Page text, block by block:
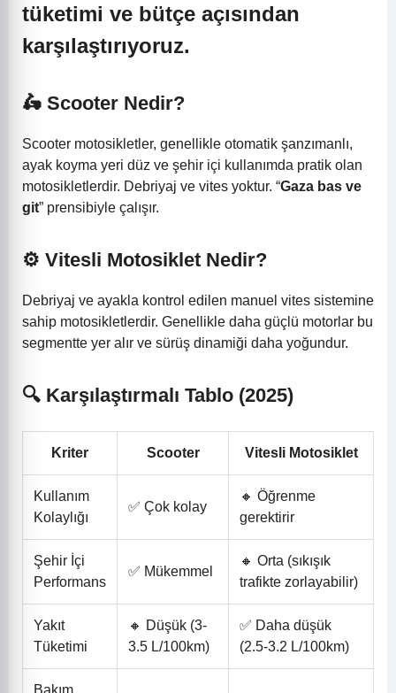
tüketimi ve bütçe açısından
karşılaştırıyoruz.
🛵 Scooter Nedir?
Scooter motosikletler, genellikle otomatik şanzımanlı,
ayak koyma yeri düz ve şehir içi kullanımda pratik olan
motosikletlerdir. Debriyaj ve vites yoktur. “Gaza bas ve
git” prensibiyle çalışır.
⚙️ Vitesli Motosiklet Nedir?
Debriyaj ve ayakla kontrol edilen manuel vites sistemine
sahip motosikletlerdir. Genellikle daha güçlü motorlar bu
segmentte yer alır ve sürüş dinamiği daha yoğundur.
🔍 Karşılaştırmalı Tablo (2025)
Kriter Scooter Vitesli Motosiklet
Kullanım
Kolaylığı
✅ Çok kolay
🔸 Öğrenme
gerektirir
Şehir İçi
Performans
✅ Mükemmel
🔸 Orta (sıkışık
trafikte zorlayabilir)
Yakıt
Tüketimi
🔸 Düşük (3-
3.5 L/100km)
✅ Daha düşük
(2.5-3.2 L/100km)